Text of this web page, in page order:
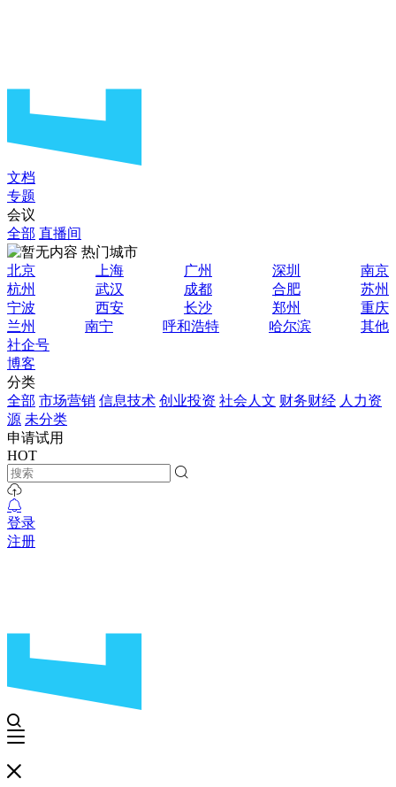
文档
专题
会议
全部 直播间
热门城市
北京
上海 广州 深圳
南京
杭州
武汉 成都 合肥
苏州
宁波
西安 长沙 郑州
重庆
兰州
南宁 呼和浩特 哈尔滨
其他
社企号
博客
分类
全部 市场营销 信息技术 创业投资 社会人文 财务财经 人力资
源 未分类
申请试用
HOT
登录
注册